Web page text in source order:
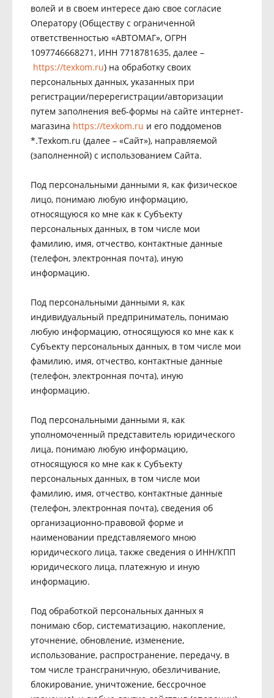
волей и в своем интересе даю свое согласие
Оператору (Обществу с ограниченной
ответственностью «АВТОМАГ», ОГРН
1097746668271, ИНН 7718781635, далее –
https://texkom.ru) на обработку своих
персональных данных, указанных при
регистрации/перерегистрации/авторизации
путем заполнения веб-формы на сайте интернет-
магазина https://texkom.ru и его поддоменов
*.Texkom.ru (далее – «Сайт»), направляемой
(заполненной) с использованием Сайта.
Под персональными данными я, как физическое
лицо, понимаю любую информацию,
относящуюся ко мне как к Субъекту
персональных данных, в том числе мои
фамилию, имя, отчество, контактные данные
(телефон, электронная почта), иную
информацию.
Под персональными данными я, как
индивидуальный предприниматель, понимаю
любую информацию, относящуюся ко мне как к
Субъекту персональных данных, в том числе мои
фамилию, имя, отчество, контактные данные
(телефон, электронная почта), иную
информацию.
Под персональными данными я, как
уполномоченный представитель юридического
лица, понимаю любую информацию,
относящуюся ко мне как к Субъекту
персональных данных, в том числе мои
фамилию, имя, отчество, контактные данные
(телефон, электронная почта), сведения об
организационно-правовой форме и
наименовании представляемого мною
юридического лица, также сведения о ИНН/КПП
юридического лица, платежную и иную
информацию.
Под обработкой персональных данных я
понимаю сбор, систематизацию, накопление,
уточнение, обновление, изменение,
использование, распространение, передачу, в
том числе трансграничную, обезличивание,
блокирование, уничтожение, бессрочное